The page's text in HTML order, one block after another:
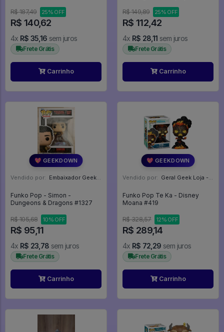
R$ 187,49
25% OFF
R$ 140,62
4x R$ 35,16 sem juros
Frete Grátis
Carrinho
R$ 149,89
25% OFF
R$ 112,42
4x R$ 28,11 sem juros
Frete Grátis
Carrinho
💖 GEEKDOWN
Vendido por: Embaixador Geek - SP
Funko Pop - Simon -
Dungeons & Dragons #1327
R$ 105,68 10% OFF
R$ 95,11
4x R$ 23,78 sem juros
Frete Grátis
Carrinho
💖 GEEKDOWN
Vendido por: Geral Geek Loja - SP
Funko Pop Te Ka - Disney
Moana #419
R$ 328,57 12% OFF
R$ 289,14
4x R$ 72,29 sem juros
Frete Grátis
Carrinho